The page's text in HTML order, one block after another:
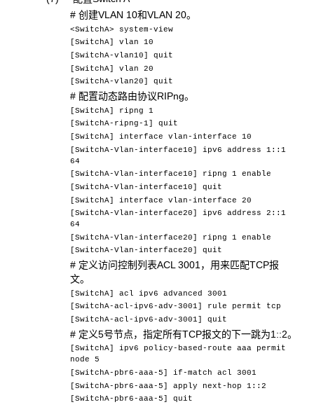
# 创建VLAN 10和VLAN 20。
<SwitchA> system-view
[SwitchA] vlan 10
[SwitchA-vlan10] quit
[SwitchA] vlan 20
[SwitchA-vlan20] quit
# 配置动态路由协议RIPng。
[SwitchA] ripng 1
[SwitchA-ripng-1] quit
[SwitchA] interface vlan-interface 10
[SwitchA-Vlan-interface10] ipv6 address 1::1
64
[SwitchA-Vlan-interface10] ripng 1 enable
[SwitchA-Vlan-interface10] quit
[SwitchA] interface vlan-interface 20
[SwitchA-Vlan-interface20] ipv6 address 2::1
64
[SwitchA-Vlan-interface20] ripng 1 enable
[SwitchA-Vlan-interface20] quit
# 定义访问控制列表ACL 3001，用来匹配TCP报
文。
[SwitchA] acl ipv6 advanced 3001
[SwitchA-acl-ipv6-adv-3001] rule permit tcp
[SwitchA-acl-ipv6-adv-3001] quit
# 定义5号节点，指定所有TCP报文的下一跳为1::2。
[SwitchA] ipv6 policy-based-route aaa permit
node 5
[SwitchA-pbr6-aaa-5] if-match acl 3001
[SwitchA-pbr6-aaa-5] apply next-hop 1::2
[SwitchA-pbr6-aaa-5] quit